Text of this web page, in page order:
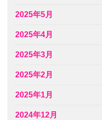
2025年5月
2025年4月
2025年3月
2025年2月
2025年1月
2024年12月